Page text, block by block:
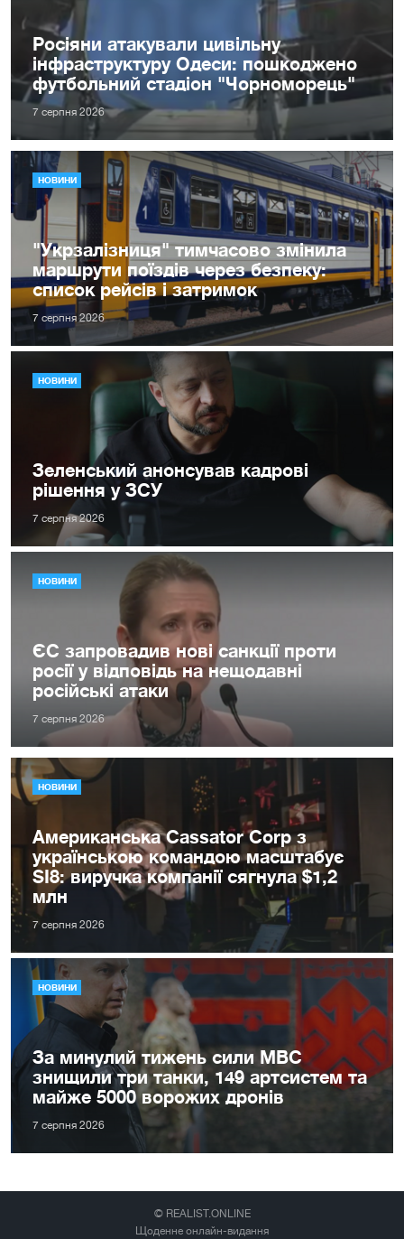
Росіяни атакували цивільну
інфраструктуру Одеси: пошкоджено
футбольний стадіон "Чорноморець"
7 серпня 2026
НОВИНИ
"Укрзалізниця" тимчасово змінила
маршрути поїздів через безпеку:
список рейсів і затримок
7 серпня 2026
НОВИНИ
Зеленський анонсував кадрові
рішення у ЗСУ
7 серпня 2026
НОВИНИ
ЄС запровадив нові санкції проти
росії у відповідь на нещодавні
російські атаки
7 серпня 2026
НОВИНИ
Американська Cassator Corp з
українською командою масштабує
SI8: виручка компанії сягнула $1,2
млн
7 серпня 2026
НОВИНИ
За минулий тижень сили МВС
знищили три танки, 149 артсистем та
майже 5000 ворожих дронів
7 серпня 2026
© REALIST.ONLINE
Щоденне онлайн-видання